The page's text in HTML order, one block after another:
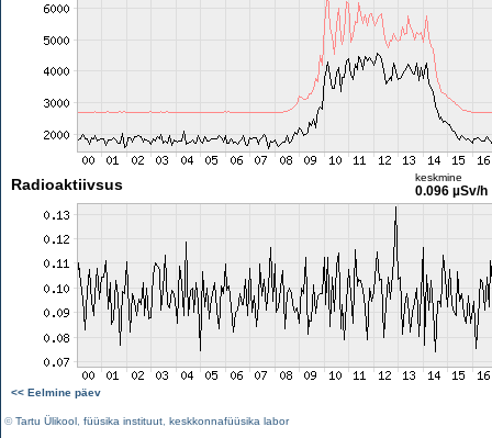
Radioaktiivsus keskmine
0.096 µSv/h
<< Eelmine päev
©Tartu Ülikool füüsika instituut keskkonnafüüsika labor